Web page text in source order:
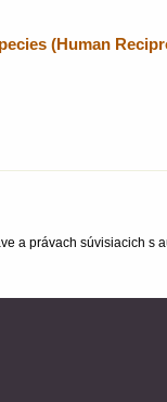
(Human
a právach súvisiacich s